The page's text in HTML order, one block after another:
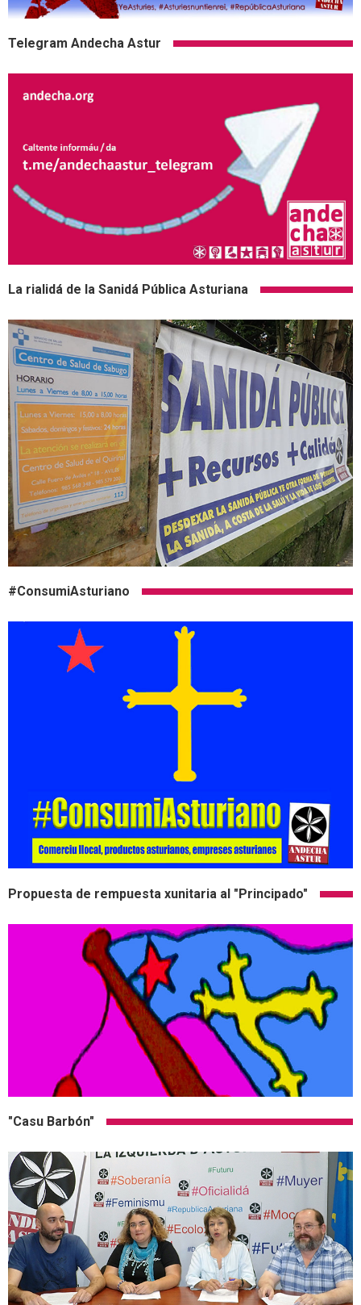
Telegram Andecha Astur
La rialidá de la Sanidá Pública Asturiana
#ConsumiAsturiano
Propuesta de rempuesta xunitaria al "Principado"
"Casu Barbón"